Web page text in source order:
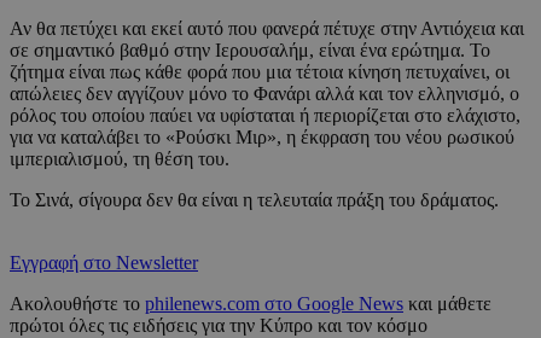
Αν θα πετύχει και εκεί αυτό που φανερά πέτυχε στην Αντιόχεια και
σε σημαντικό βαθμό στην Ιερουσαλήμ, είναι ένα ερώτημα. Το
ζήτημα είναι πως κάθε φορά που μια τέτοια κίνηση πετυχαίνει, οι
απώλειες δεν αγγίζουν μόνο το Φανάρι αλλά και τον ελληνισμό, ο
ρόλος του οποίου παύει να υφίσταται ή περιορίζεται στο ελάχιστο,
για να καταλάβει το «Ρούσκι Μιρ», η έκφραση του νέου ρωσικού
ιμπεριαλισμού, τη θέση του.
Το Σινά, σίγουρα δεν θα είναι η τελευταία πράξη του δράματος.
Εγγραφή στο Newsletter
Ακολουθήστε το philenews.com στο Google News και μάθετε
πρώτοι όλες τις ειδήσεις για την Κύπρο και τον κόσμο